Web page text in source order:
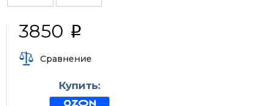
3850 i
Сравнение
Купить: